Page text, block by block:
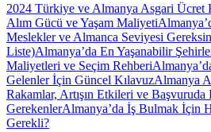
2024 Türkiye ve Almanya Asgari Ücret
Alım Gücü ve Yaşam Maliyeti
Meslekler ve Almanca Seviyesi
Liste)Almanya’da En Yaşanabilir
Maliyetleri ve Seçim Rehberi
Gelenler İçin Güncel KılavuzAlmanya
Rakamlar, Artışın Etkileri ve
GerekenlerAlmanya’da İş Bulmak İçin
Gerekli?